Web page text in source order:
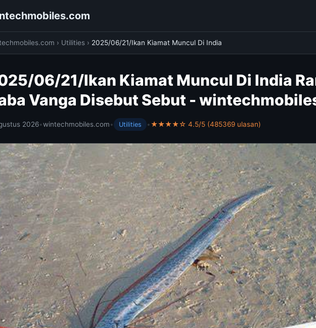
› Utilities › 2025/06/21/Ikan Kiamat Muncul Di India
06/21/Ikan Kiamat Muncul Di India
Vanga Disebut Sebut -
2026•wintechmobiles.com• Utilities •★★★★☆ 4.5/5 (485369 ulasan)